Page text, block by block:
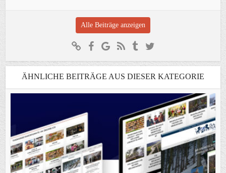
Alle Beiträge anzeigen
ÄHNLICHE BEITRÄGE AUS DIESER KATEGORIE